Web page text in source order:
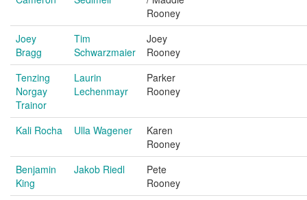
Rooney
Joey
Bragg
Tim
Schwarzmaier
Joey
Rooney
Tenzing
Norgay
Trainor
Laurin
Lechenmayr
Parker
Rooney
Kali Rocha Ulla Wagener
Karen
Rooney
Benjamin
King
Jakob Riedl
Pete
Rooney